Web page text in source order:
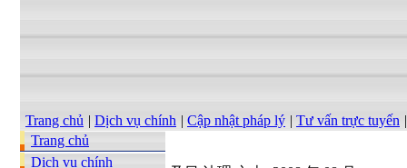
Trang chủ | Dịch vụ chính | Cập nhật pháp lý | Tư vấn trực tuyến |
Trang chủ
Dich vụ chính